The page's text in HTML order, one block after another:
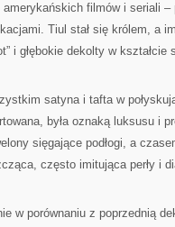
filmów i seriali –
Tiul stał się królem, a
i głębokie dekolty w kształcie
satyna i tafta w
była oznaką luksusu i
sięgające podłogi, a
często imitująca perły i
w porównaniu z poprzednią